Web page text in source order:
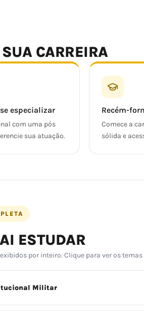
CARREIRA
especializar
com uma pós
sua atuação.
Recém-
Comece a
sólida e
ESTUDAR
por inteiro. Clique para ver os temas
Militar